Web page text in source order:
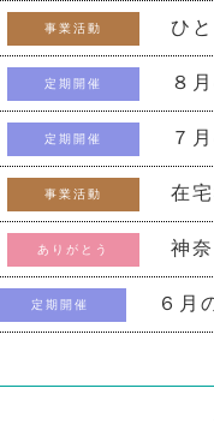
事業活動 ひ
定期開催 ８
定期開催 ７
事業活動 在
ありがとう 神
定期開催 ６月